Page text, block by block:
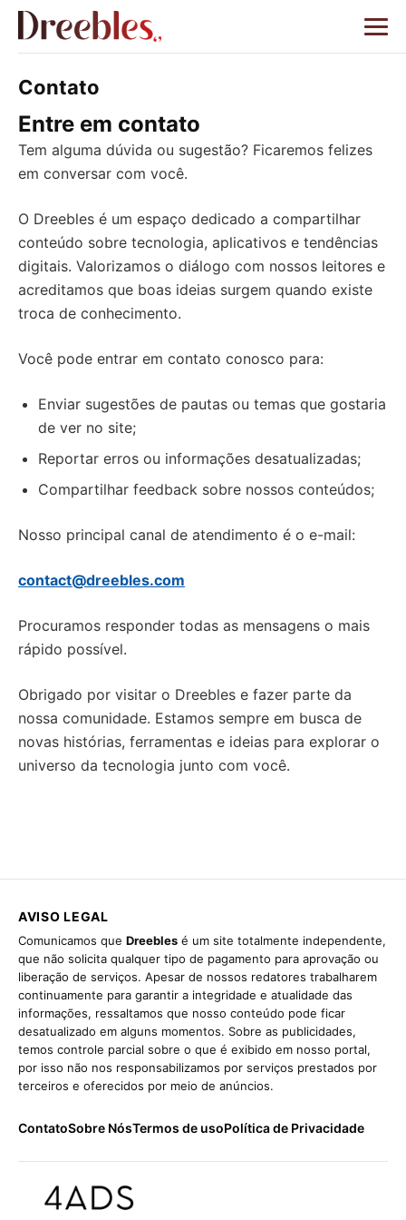
Contato
Entre em contato
Tem alguma dúvida ou sugestão? Ficaremos felizes
em conversar com você.
O Dreebles é um espaço dedicado a compartilhar
conteúdo sobre tecnologia, aplicativos e tendências
digitais. Valorizamos o diálogo com nossos leitores e
acreditamos que boas ideias surgem quando existe
troca de conhecimento.
Você pode entrar em contato conosco para:
Enviar sugestões de pautas ou temas que gostaria
de ver no site;
Reportar erros ou informações desatualizadas;
Compartilhar feedback sobre nossos conteúdos;
Nosso principal canal de atendimento é o e-mail:
contact@dreebles.com
Procuramos responder todas as mensagens o mais
rápido possível.
Obrigado por visitar o Dreebles e fazer parte da
nossa comunidade. Estamos sempre em busca de
novas histórias, ferramentas e ideias para explorar o
universo da tecnologia junto com você.
AVISO LEGAL
Comunicamos que Dreebles é um site totalmente independente,
que não solicita qualquer tipo de pagamento para aprovação ou
liberação de serviços. Apesar de nossos redatores trabalharem
continuamente para garantir a integridade e atualidade das
informações, ressaltamos que nosso conteúdo pode ficar
desatualizado em alguns momentos. Sobre as publicidades,
temos controle parcial sobre o que é exibido em nosso portal,
por isso não nos responsabilizamos por serviços prestados por
terceiros e oferecidos por meio de anúncios.
ContatoSobre NósTermos de usoPolítica de Privacidade